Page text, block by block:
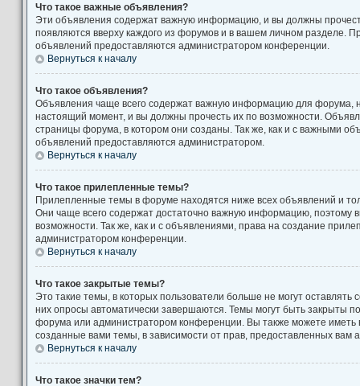
Что такое важные объявления?
Эти объявления содержат важную информацию, и вы должны
появляются вверху каждого из форумов и в вашем личном разделе.
объявлений предоставляются администратором конференции.
Вернуться к началу
Что такое объявления?
Объявления чаще всего содержат важную информацию для форума,
настоящий момент, и вы должны прочесть их по возможности.
страницы форума, в котором они созданы. Так же, как и с важными
объявлений предоставляются администратором.
Вернуться к началу
Что такое прилепленные темы?
Прилепленные темы в форуме находятся ниже всех объявлений и
Они чаще всего содержат достаточно важную информацию, поэтому
возможности. Так же, как и с объявлениями, права на создание
администратором конференции.
Вернуться к началу
Что такое закрытые темы?
Это такие темы, в которых пользователи больше не могут
них опросы автоматически завершаются. Темы могут быть закрыты
форума или администратором конференции. Вы также можете иметь
созданные вами темы, в зависимости от прав, предоставленных вам
Вернуться к началу
Что такое значки тем?